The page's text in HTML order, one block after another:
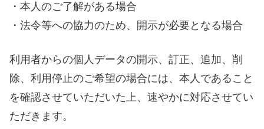
・本人のご了解がある場合
・法令等への協力のため、開示が必要となる場合
利用者からの個人データの開示、訂正、追加、削
除、利用停止のご希望の場合には、本人であること
を確認させていただいた上、速やかに対応させてい
ただきます。